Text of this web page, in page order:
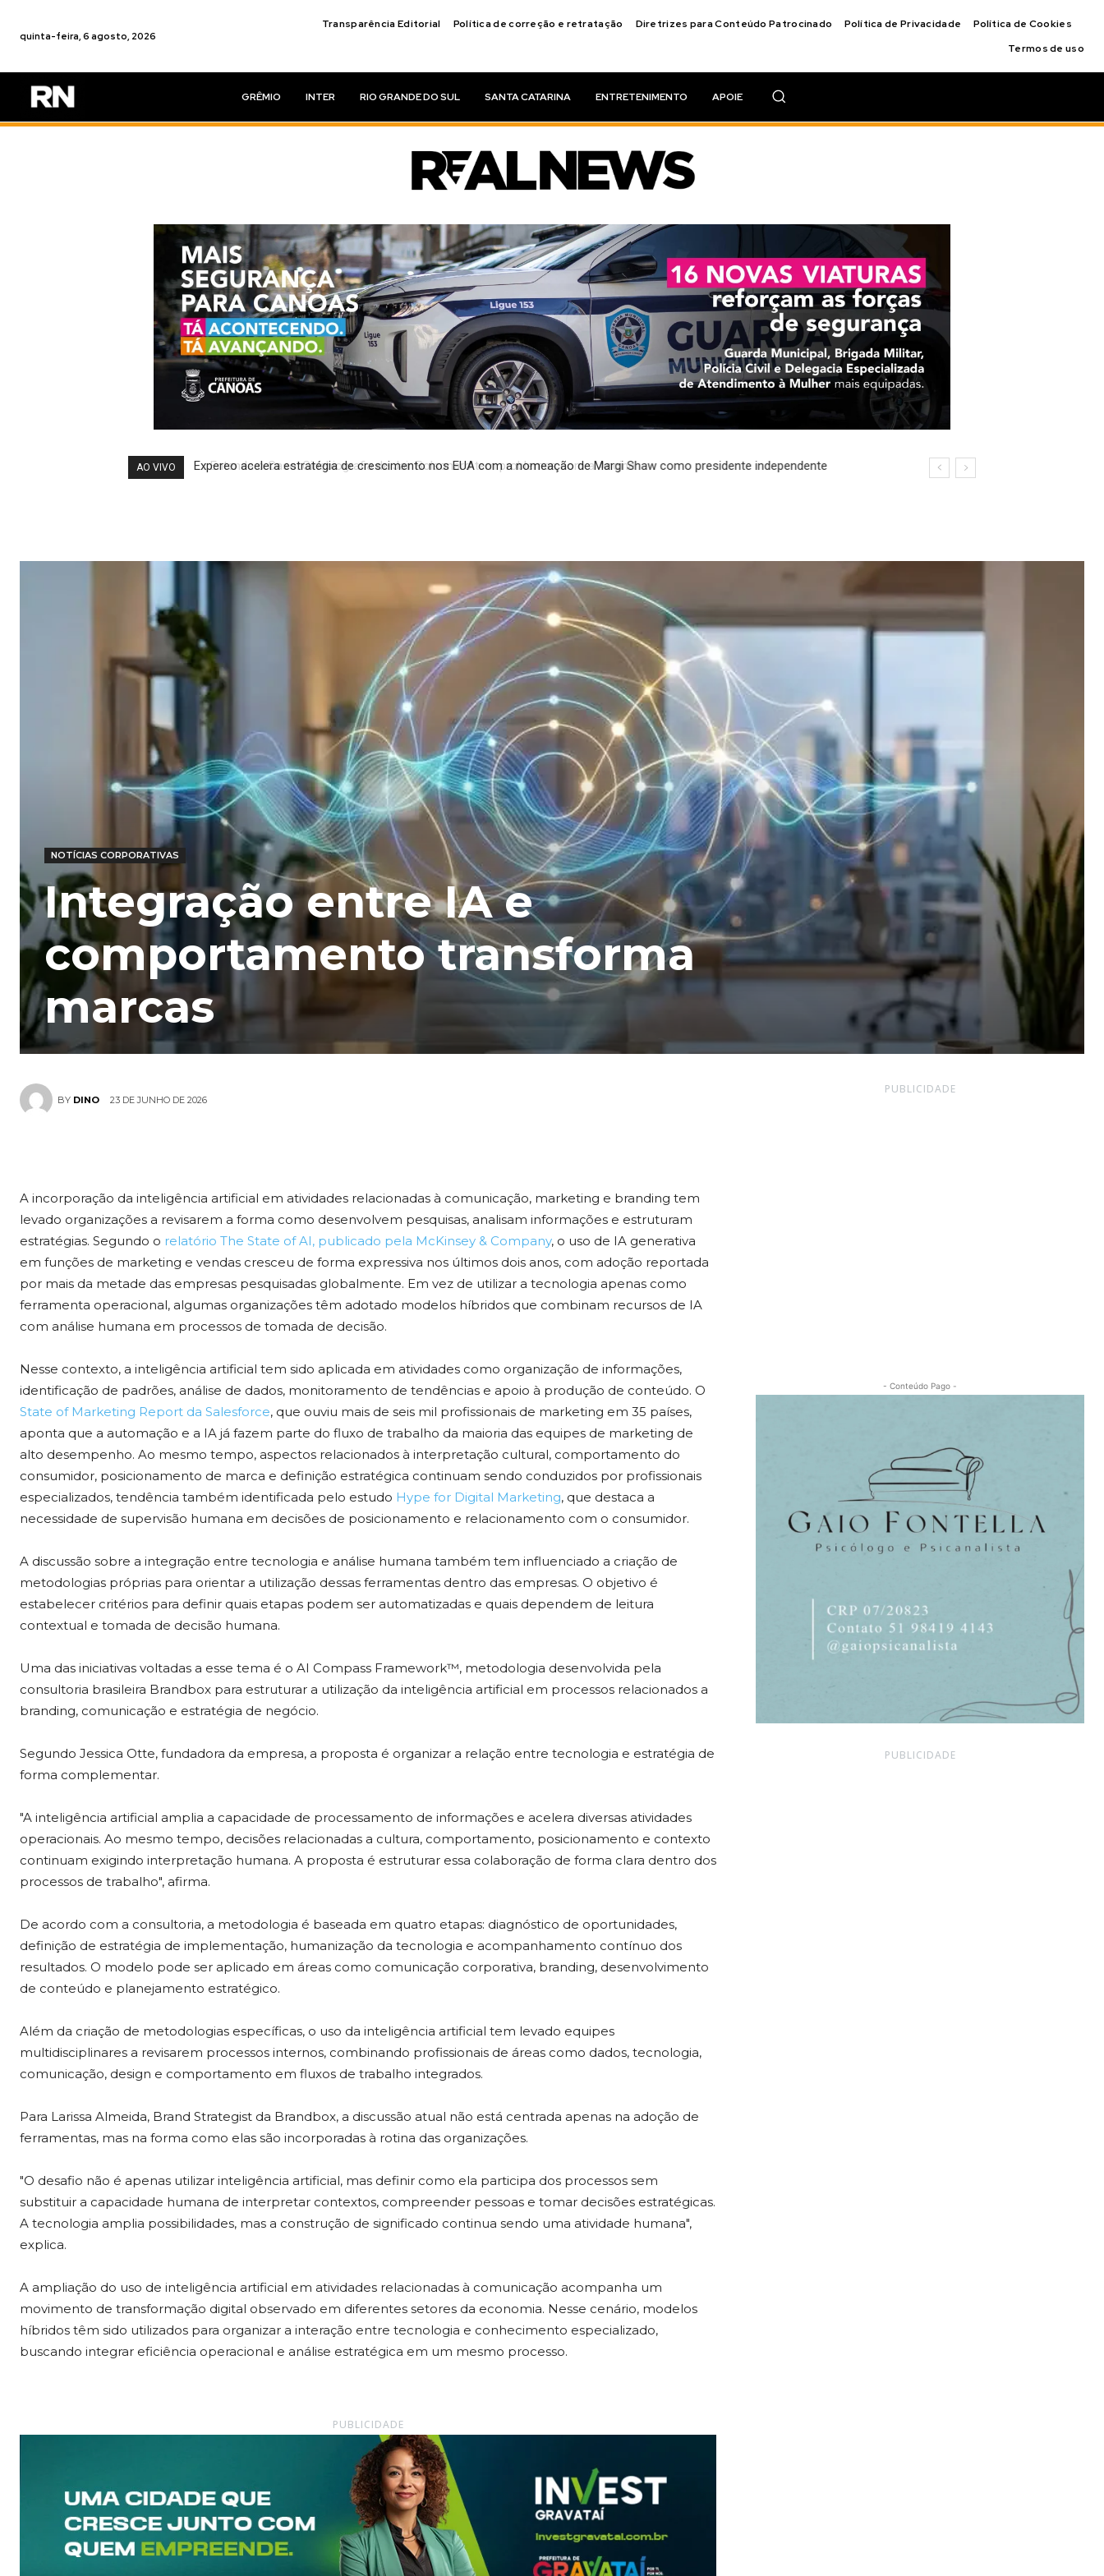
quinta-feira, 6 agosto, 2026
Transparência Editorial Política de correção e retratação Diretrizes para Conteúdo Patrocinado Política de Privacidade
Política de Cookies
Termos de uso
GRÊMIO INTER RIO GRANDE DO SUL SANTA CATARINA ENTRETENIMENTO APOIE
AO VIVO Entenda o Caso: Cinebiografia de Jair Bolsonaro tem problemas com a Ancine
NOTÍCIAS CORPORATIVAS
Integração entre IA e
comportamento transforma
marcas
BY DINO 23 DE JUNHO DE 2026
A incorporação da inteligência artificial em atividades relacionadas à comunicação, marketing e branding tem
levado organizações a revisarem a forma como desenvolvem pesquisas, analisam informações e estruturam
estratégias. Segundo o relatório The State of AI, publicado pela McKinsey & Company, o uso de IA generativa
em funções de marketing e vendas cresceu de forma expressiva nos últimos dois anos, com adoção reportada
por mais da metade das empresas pesquisadas globalmente. Em vez de utilizar a tecnologia apenas como
ferramenta operacional, algumas organizações têm adotado modelos híbridos que combinam recursos de IA
com análise humana em processos de tomada de decisão.
Nesse contexto, a inteligência artificial tem sido aplicada em atividades como organização de informações,
identificação de padrões, análise de dados, monitoramento de tendências e apoio à produção de conteúdo. O
State of Marketing Report da Salesforce, que ouviu mais de seis mil profissionais de marketing em 35 países,
aponta que a automação e a IA já fazem parte do fluxo de trabalho da maioria das equipes de marketing de
alto desempenho. Ao mesmo tempo, aspectos relacionados à interpretação cultural, comportamento do
consumidor, posicionamento de marca e definição estratégica continuam sendo conduzidos por profissionais
especializados, tendência também identificada pelo estudo Hype for Digital Marketing, que destaca a
necessidade de supervisão humana em decisões de posicionamento e relacionamento com o consumidor.
A discussão sobre a integração entre tecnologia e análise humana também tem influenciado a criação de
metodologias próprias para orientar a utilização dessas ferramentas dentro das empresas. O objetivo é
estabelecer critérios para definir quais etapas podem ser automatizadas e quais dependem de leitura
contextual e tomada de decisão humana.
Uma das iniciativas voltadas a esse tema é o AI Compass Framework™, metodologia desenvolvida pela
consultoria brasileira Brandbox para estruturar a utilização da inteligência artificial em processos relacionados a
branding, comunicação e estratégia de negócio.
Segundo Jessica Otte, fundadora da empresa, a proposta é organizar a relação entre tecnologia e estratégia de
forma complementar.
"A inteligência artificial amplia a capacidade de processamento de informações e acelera diversas atividades
operacionais. Ao mesmo tempo, decisões relacionadas a cultura, comportamento, posicionamento e contexto
continuam exigindo interpretação humana. A proposta é estruturar essa colaboração de forma clara dentro dos
processos de trabalho", afirma.
De acordo com a consultoria, a metodologia é baseada em quatro etapas: diagnóstico de oportunidades,
definição de estratégia de implementação, humanização da tecnologia e acompanhamento contínuo dos
resultados. O modelo pode ser aplicado em áreas como comunicação corporativa, branding, desenvolvimento
de conteúdo e planejamento estratégico.
Além da criação de metodologias específicas, o uso da inteligência artificial tem levado equipes
multidisciplinares a revisarem processos internos, combinando profissionais de áreas como dados, tecnologia,
comunicação, design e comportamento em fluxos de trabalho integrados.
Para Larissa Almeida, Brand Strategist da Brandbox, a discussão atual não está centrada apenas na adoção de
ferramentas, mas na forma como elas são incorporadas à rotina das organizações.
"O desafio não é apenas utilizar inteligência artificial, mas definir como ela participa dos processos sem
substituir a capacidade humana de interpretar contextos, compreender pessoas e tomar decisões estratégicas.
A tecnologia amplia possibilidades, mas a construção de significado continua sendo uma atividade humana",
explica.
A ampliação do uso de inteligência artificial em atividades relacionadas à comunicação acompanha um
movimento de transformação digital observado em diferentes setores da economia. Nesse cenário, modelos
híbridos têm sido utilizados para organizar a interação entre tecnologia e conhecimento especializado,
buscando integrar eficiência operacional e análise estratégica em um mesmo processo.
PUBLICIDADE
PUBLICIDADE
- Conteúdo Pago -
PUBLICIDADE